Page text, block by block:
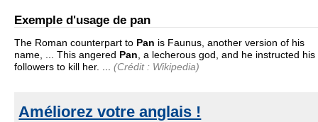
Exemple d'usage de pan
The Roman counterpart to Pan is Faunus, another version of his
name, ... This angered Pan, a lecherous god, and he instructed his
followers to kill her. ... (Crédit : Wikipedia)